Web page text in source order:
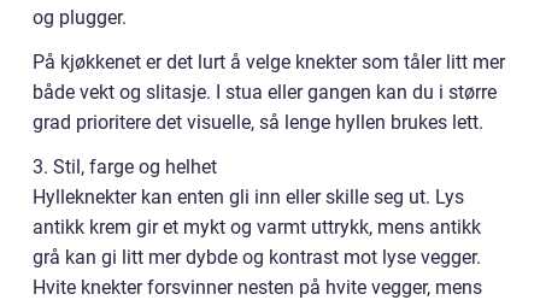
og plugger.
På kjøkkenet er det lurt å velge knekter som tåler litt mer
både vekt og slitasje. I stua eller gangen kan du i større
grad prioritere det visuelle, så lenge hyllen brukes lett.
3. Stil, farge og helhet
Hylleknekter kan enten gli inn eller skille seg ut. Lys
antikk krem gir et mykt og varmt uttrykk, mens antikk
grå kan gi litt mer dybde og kontrast mot lyse vegger.
Hvite knekter forsvinner nesten på hvite vegger, mens